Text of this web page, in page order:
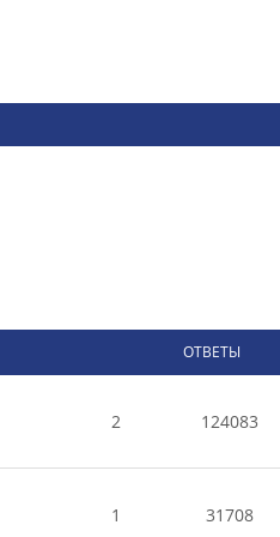
ОТВЕТЫ
2 124083
1 31708